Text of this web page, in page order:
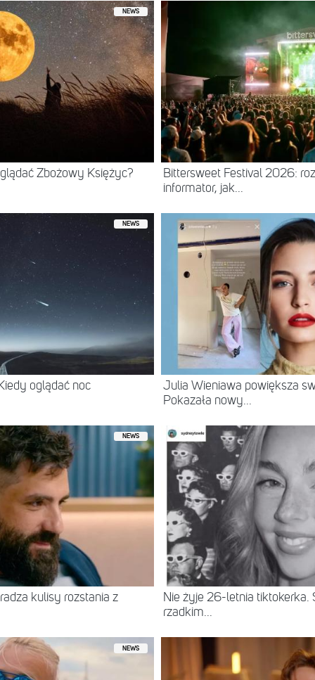
a taco and another margarita #mexico #believe #achieve #wot
Ed Sheeran (@teddysphotos) 13 Cze, 2017 o 9:11 PDT
NEWS
Zbożowy Księżyc?
Bittersweet Festival 2026:
informator, jak...
NEWS
oglądać noc
Julia Wieniawa powiększa
Pokazała nowy...
NEWS
kulisy rozstania z
Nie żyje 26-letnia tiktokerka.
rzadkim...
NEWS